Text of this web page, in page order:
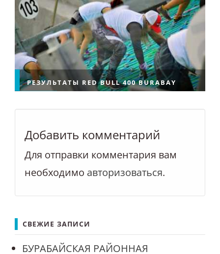
РЕЗУЛЬТАТЫ RED BULL 400 BURABAY
Добавить комментарий
Для отправки комментария вам
необходимо авторизоваться.
СВЕЖИЕ ЗАПИСИ
БУРАБАЙСКАЯ РАЙОННАЯ